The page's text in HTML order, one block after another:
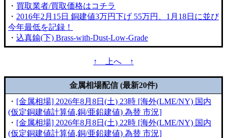
・ 買取業者/買取価格はコチラ
・ 2016年2月15日 銅建値3万円下げ 55万円、1月18日に並び
今年最低を記録！
・ 込真鍮(下) Brass-with-Dust-Low-Grade
↑ 上へ ↑
金属相場配信 (最新20件)
・ [金属相場] 2026年8月8日(土) 23時 [海外(LME/NY) 国内
(仮定銅建値計算値,銅/亜鉛建値) 為替 市況]
・ [金属相場] 2026年8月8日(土) 22時 [海外(LME/NY) 国内
(仮定銅建値計算値,銅/亜鉛建値) 為替 市況]